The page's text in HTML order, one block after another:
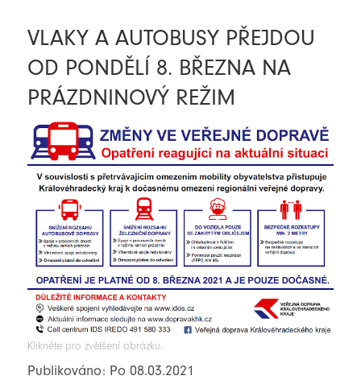
VLAKY A AUTOBUSY PŘEJDOU
OD PONDĚLÍ 8. BŘEZNA NA
PRÁZDNINOVÝ REŽIM
Klikněte pro zvětšení obrázku.
Publikováno: Po 08.03.2021